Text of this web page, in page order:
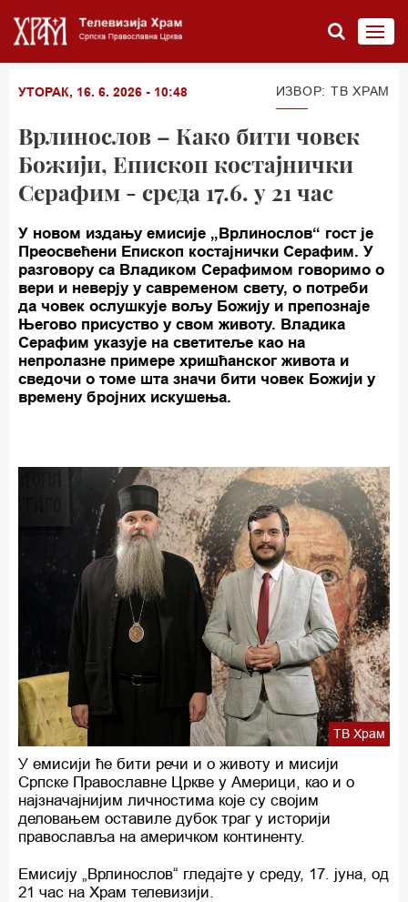
УТОРАК, 16. 6. 2026 - 10:48 ИЗВОР: TВ ХРАМ
Врлинослов – Како бити човек
Божији, Епископ костајнички
Серафим - среда 17.6. у 21 час
У новом издању емисије „Врлинослов“ гост је
Преосвећени Епископ костајнички Серафим. У
разговору са Владиком Серафимом говоримо о
вери и неверју у савременом свету, о потреби
да човек ослушкује вољу Божију и препознаје
Његово присуство у свом животу. Владика
Серафим указује на светитеље као на
непролазне примере хришћанског живота и
сведочи о томе шта значи бити човек Божији у
времену бројних искушења.
ТВ Храм
У емисији ће бити речи и о животу и мисији
Српске Православне Цркве у Америци, као и о
најзначајнијим личностима које су својим
деловањем оставиле дубок траг у историји
православља на америчком континенту.
Емисију „Врлинослов“ гледајте у среду, 17. јуна, од
21 час на Храм телевизији.